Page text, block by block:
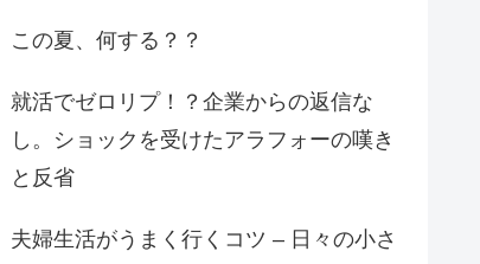
この夏、何する？？
就活でゼロリプ！？企業からの返信な
し。ショックを受けたアラフォーの嘆き
と反省
夫婦生活がうまく行くコツ – 日々の小さ